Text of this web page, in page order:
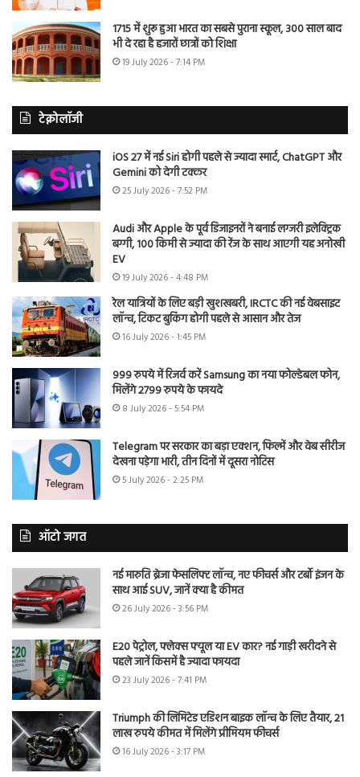
1715 में शुरू हुआ भारत का सबसे पुराना स्कूल, 300 साल बाद
भी दे रहा है हजारों छात्रों को शिक्षा
19 July 2026 - 7:14 PM
टेक्नोलॉजी
iOS 27 में नई Siri होगी पहले से ज्यादा स्मार्ट, ChatGPT और
Gemini को देगी टक्कर
25 July 2026 - 7:52 PM
Audi और Apple के पूर्व डिजाइनरों ने बनाई लग्जरी इलेक्ट्रिक
बग्गी, 100 किमी से ज्यादा की रेंज के साथ आएगी यह अनोखी
EV
19 July 2026 - 4:48 PM
रेल यात्रियों के लिए बड़ी खुशखबरी, IRCTC की नई वेबसाइट
लॉन्च, टिकट बुकिंग होगी पहले से आसान और तेज
16 July 2026 - 1:45 PM
999 रुपये में रिजर्व करें Samsung का नया फोल्डेबल फोन,
मिलेंगे 2799 रुपये के फायदे
8 July 2026 - 5:54 PM
Telegram पर सरकार का बड़ा एक्शन, फिल्में और वेब सीरीज
देखना पड़ेगा भारी, तीन दिनों में दूसरा नोटिस
5 July 2026 - 2:25 PM
ऑटो जगत
नई मारुति ब्रेजा फेसलिफ्ट लॉन्च, नए फीचर्स और टर्बो इंजन के
साथ आई SUV, जानें क्या है कीमत
26 July 2026 - 3:56 PM
E20 पेट्रोल, फ्लेक्स फ्यूल या EV कार? नई गाड़ी खरीदने से
पहले जानें किसमें है ज्यादा फायदा
23 July 2026 - 7:41 PM
Triumph की लिमिटेड एडिशन बाइक लॉन्च के लिए तैयार, 21
लाख रुपये कीमत में मिलेंगे प्रीमियम फीचर्स
16 July 2026 - 3:17 PM